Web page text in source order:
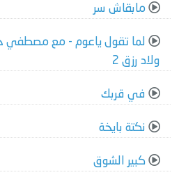
مابقاش سر
لما تقول ياعوم - مع مصطفي
ولاد رزق 2
في قربك
نكتة بايخة
كبير الشوق